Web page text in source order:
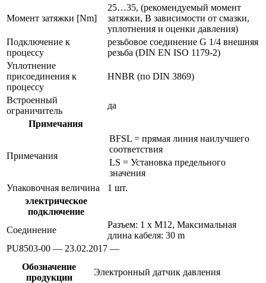
Момент затяжки [Nm]
25…35, (рекомендуемый момент
затяжки, В зависимости от смазки,
уплотнения и оценки давления)
Подключение к
процессу
резьбовое соединение G 1/4 внешняя
резьба (DIN EN ISO 1179-2)
Уплотнение
присоединения к
процессу
HNBR (по DIN 3869)
Встроенный
ограничитель
да
Примечания
Примечания
BFSL = прямая линия наилучшего
соответствия
LS = Установка предельного
значения
Упаковочная величина
1 шт.
электрическое
подключение
Соединение
Разъем: 1 x M12, Максимальная
длина кабеля: 30 m
PU8503-00 — 23.02.2017 —
Обозначение
продукции
Электронный датчик давления